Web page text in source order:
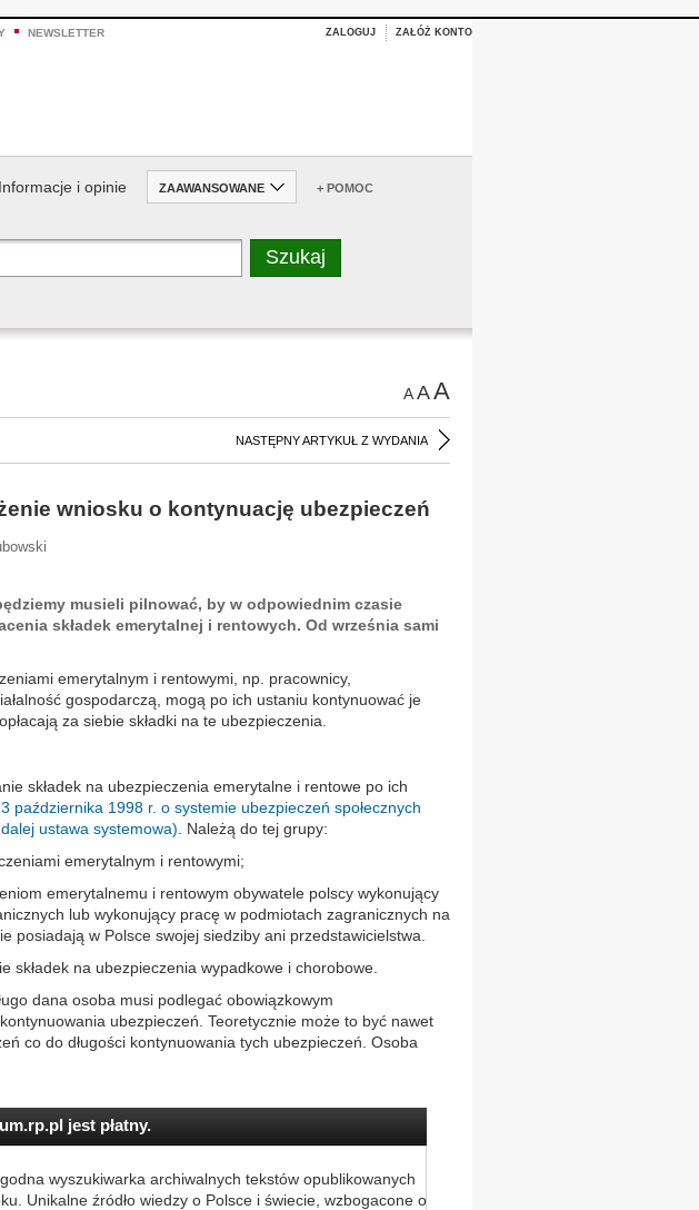
NEWSLETTER ZALOGUJ ZAŁÓŻ KONTO
Informacje i opinie ZAAWANSOWANE + POMOC
AAA
NASTĘPNY ARTYKUŁ Z WYDANIA
wniosku o kontynuację ubezpieczeń
musieli pilnować, by w odpowiednim czasie
składek emerytalnej i rentowych. Od września sami
emerytalnym i rentowymi, np. pracownicy,
gospodarczą, mogą po ich ustaniu kontynuować je
za siebie składki na te ubezpieczenia.
składek na ubezpieczenia emerytalne i rentowe po ich
października 1998 r. o systemie ubezpieczeń społecznych
ustawa systemowa) . Należą do tej grupy:
emerytalnym i rentowymi;
emerytalnemu i rentowym obywatele polscy wykonujący
lub wykonujący pracę w podmiotach zagranicznych na
posiadają w Polsce swojej siedziby ani przedstawicielstwa.
składek na ubezpieczenia wypadkowe i chorobowe.
dana osoba musi podlegać obowiązkowym
ubezpieczeń. Teoretycznie może to być nawet
co do długości kontynuowania tych ubezpieczeń. Osoba
jest płatny.
wyszukiwarka archiwalnych tekstów opublikowanych
Unikalne źródło wiedzy o Polsce i świecie, wzbogacone o